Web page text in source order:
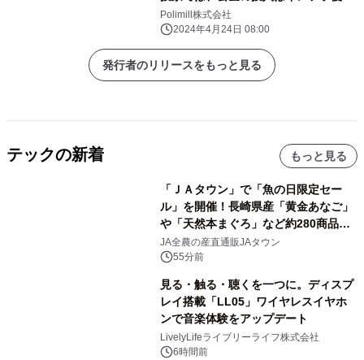
など他のことを優先すべきだと58.5％
が「反対」を表明。賛成は24.4％にと
どまった。
Polimill株式会社
2024年4月24日 08:00
発行者のリリースをもっと見る
テックの新着 もっと見る
「ＪＡタウン」で「魚の日限定セー
ル」を開催！長崎県産「黄金あなご」
や「天然本まぐろ」など約280商品を
販売！～毎月１０日の定例企画～
JA全農の産直通販JAタウン
55分前
見る・触る・聴くを一つに。ディスプ
レイ搭載「LL05」ワイヤレスイヤホ
ンで音楽体験をアップデート
LivelyLifeライブリーライフ株式会社
6時間前